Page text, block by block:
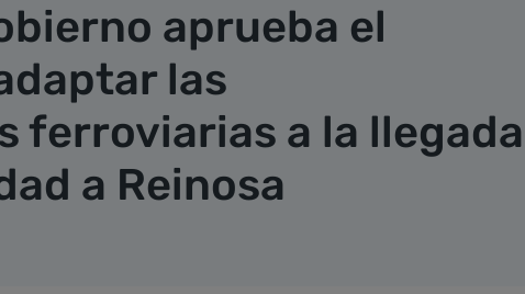
aprueba el
las
a la llegada
a Reinosa